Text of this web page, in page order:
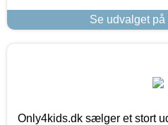
Se udvalget
Only4kids.dk sælger et stort